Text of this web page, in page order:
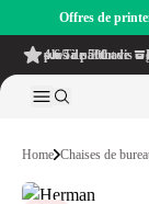
Offres de
4.6/5
à partir de plus de 500 avis
sur TrustPilot
Home Chaises de